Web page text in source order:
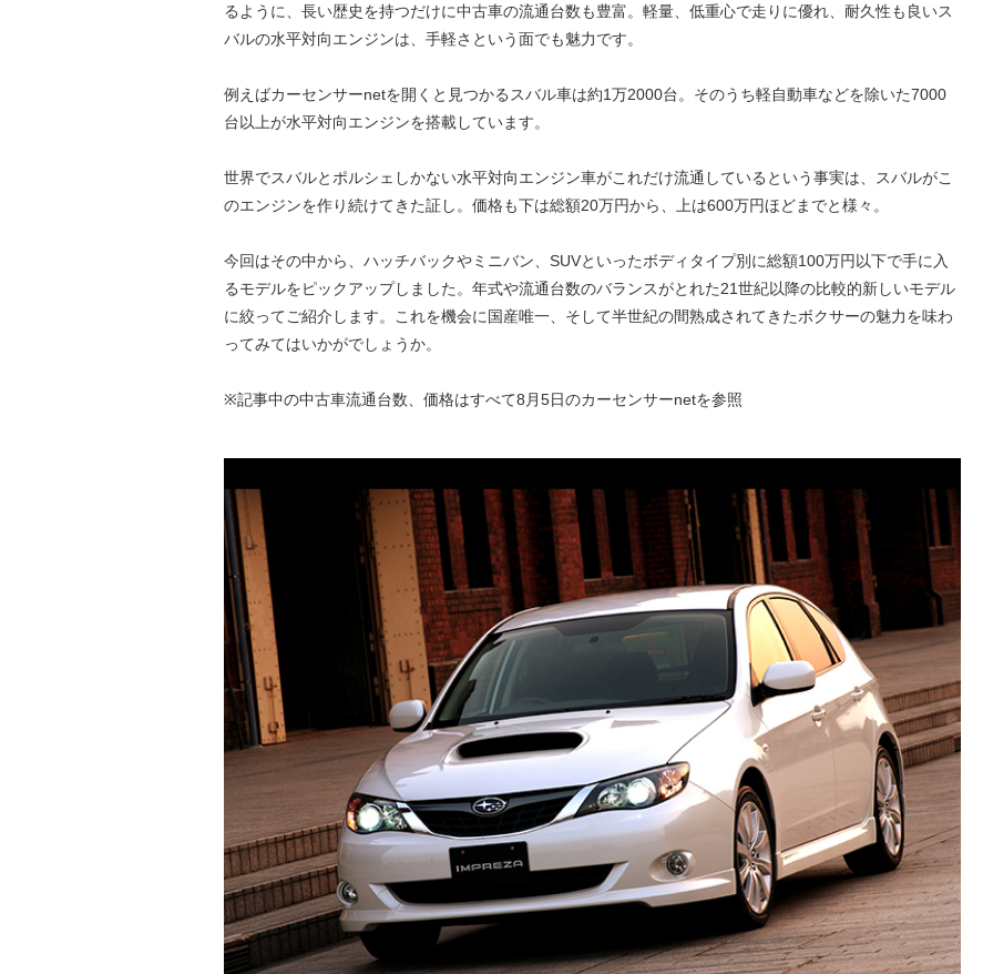
るように、長い歴史を持つだけに中古車の流通台数も豊富。軽量、低重心で走りに優れ、耐久性も良いス
バルの水平対向エンジンは、手軽さという面でも魅力です。
例えばカーセンサーnetを開くと見つかるスバル車は約1万2000台。そのうち軽自動車などを除いた7000
台以上が水平対向エンジンを搭載しています。
世界でスバルとポルシェしかない水平対向エンジン車がこれだけ流通しているという事実は、スバルがこ
のエンジンを作り続けてきた証し。価格も下は総額20万円から、上は600万円ほどまでと様々。
今回はその中から、ハッチバックやミニバン、SUVといったボディタイプ別に総額100万円以下で手に入
るモデルをピックアップしました。年式や流通台数のバランスがとれた21世紀以降の比較的新しいモデル
に絞ってご紹介します。これを機会に国産唯一、そして半世紀の間熟成されてきたボクサーの魅力を味わ
ってみてはいかがでしょうか。
※記事中の中古車流通台数、価格はすべて8月5日のカーセンサーnetを参照